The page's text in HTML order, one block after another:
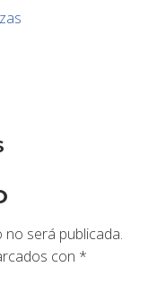
será publicada.
con *